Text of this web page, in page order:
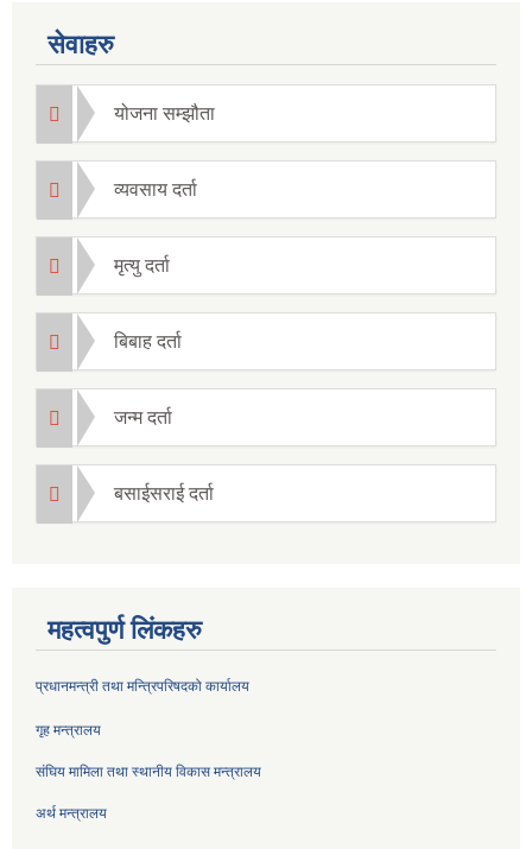
सेवाहरु
योजना सम्झौता
व्यवसाय दर्ता
मृत्यु दर्ता
बिबाह दर्ता
जन्म दर्ता
बसाईसराई दर्ता
महत्वपुर्ण लिंकहरु
प्रधानमन्त्री तथा मन्त्रिपरिषदको कार्यालय
गृह मन्त्रालय
संघिय मामिला तथा स्थानीय विकास मन्त्रालय
अर्थ मन्त्रालय